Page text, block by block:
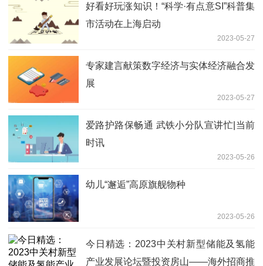
好看好玩涨知识！“科学·有点意SI”科普集
市活动在上海启动
2023-05-27
专家建言献策数字经济与实体经济融合发
展
2023-05-27
爱路护路保畅通 武铁小分队宣讲忙|当前
时讯
2023-05-26
幼儿“邂逅”高原旗舰物种
2023-05-26
今日精选：2023中关村新型储能及氢能
产业发展论坛暨投资房山——海外招商推